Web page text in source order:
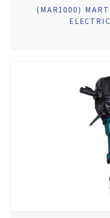
(MAR1000)